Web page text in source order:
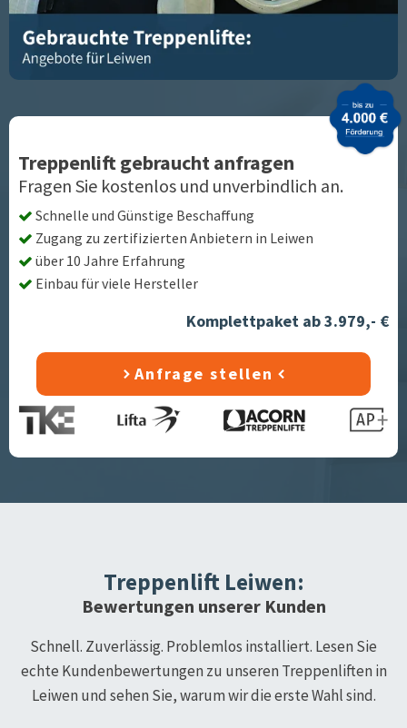
Treppenlift gebraucht anfragen
Fragen Sie kostenlos und unverbindlich an.
Schnelle und Günstige Beschaffung
Zugang zu zertifizierten Anbietern in Leiwen
über 10 Jahre Erfahrung
Einbau für viele Hersteller
Komplettpaket ab 3.979,- €
Anfrage stellen
Treppenlift Leiwen:
Bewertungen unserer Kunden
Schnell. Zuverlässig. Problemlos installiert. Lesen Sie
echte Kundenbewertungen zu unseren Treppenliften in
Leiwen und sehen Sie, warum wir die erste Wahl sind.